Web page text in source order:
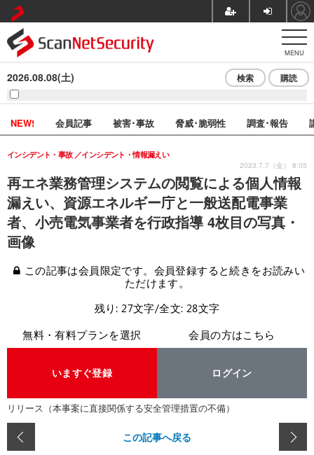
MENU
2026.08.08(土) 検索 購読
NEW! 会員記事 被害･事故 脅威･脆弱性 調査･報告
再エネ業務管理システムの閲覧による個人情報
漏えい、資源エネルギー庁と一般送配電事業
者、小売電気事業者を行政指導 4枚目の写真・
画像
インシデント・事故 インシデント・情報漏えい
2023.7.7（金） 8:05
この記事は会員限定です。会員登録すると続きをお読みい
ただけます。
残り: 27文字/全文: 28文字
無料・有料プランを選択
いますぐ登録
会員の方はこちら
ログイン
リリース（本事案に直接関係する安全管理措置の不備）
この記事へ戻る